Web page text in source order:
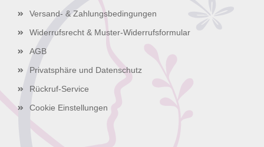
Versand- & Zahlungsbedingungen
Widerrufsrecht & Muster-Widerrufsformular
AGB
Privatsphäre und Datenschutz
Rückruf-Service
Cookie Einstellungen